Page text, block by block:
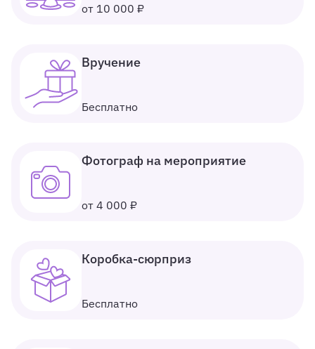
от 10 000 ₽
Вручение
Бесплатно
Фотограф на мероприятие
от 4 000 ₽
Коробка-сюрприз
Бесплатно